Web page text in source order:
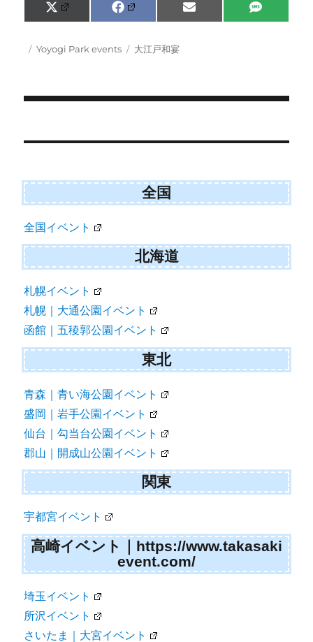
Share
on
X
(
w
i
r
Share
on
F
a
e
b
Share
on
E
m
Share
on
S
M
Posted
Categories
Yoyogi Park events Tags
大江戸和宴
navigation
全国
全国イベント
北海道
札幌イベント
札幌｜大通公園イベント
函館｜五稜郭公園イベント
東北
青森｜青い海公園イベント
盛岡｜岩手公園イベント
仙台｜勾当台公園イベント
郡山｜開成山公園イベント
関東
宇都宮イベント
高崎イベント｜https://www.takasaki
event.com/
埼玉イベント
所沢イベント
さいたま｜大宮イベント